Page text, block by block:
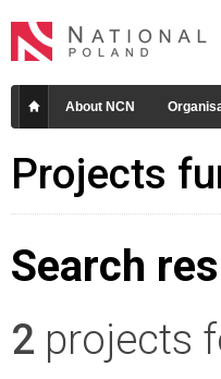
About NCN
Projects
Search
2 projects